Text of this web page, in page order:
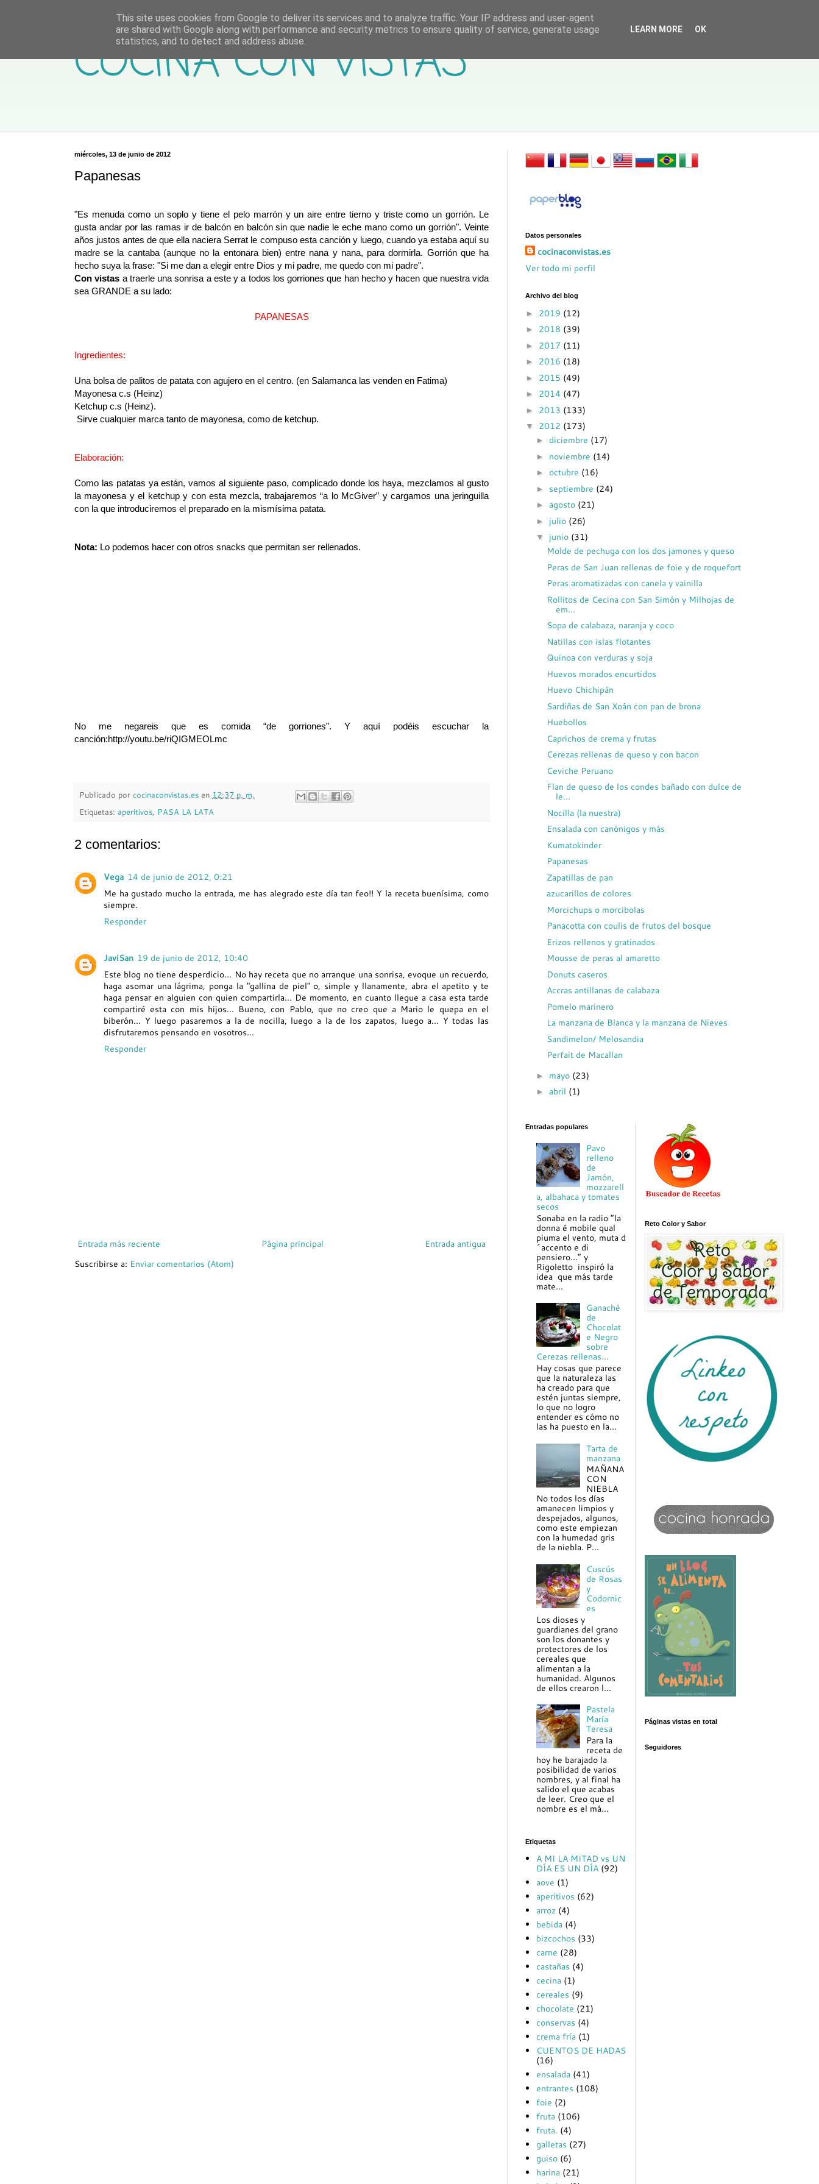
COCINA CON VISTAS
miércoles, 13 de junio de 2012
Papanesas
"Es menuda como un soplo y tiene el pelo marrón y un aire entre tierno y triste como un gorrión. Le
gusta andar por las ramas ir de balcón en balcón sin que nadie le eche mano como un gorrión". Veinte
años justos antes de que ella naciera Serrat le compuso esta canción y luego, cuando ya estaba aquí su
madre se la cantaba (aunque no la entonara bien) entre nana y nana, para dormirla. Gorrión que ha
hecho suya la frase: "Si me dan a elegir entre Dios y mi padre, me quedo con mi padre".
Con vistas a traerle una sonrisa a este y a todos los gorriones que han hecho y hacen que nuestra vida
sea GRANDE a su lado:
PAPANESAS
Ingredientes:
Una bolsa de palitos de patata con agujero en el centro. (en Salamanca las venden en Fatima)
Mayonesa c.s (Heinz)
Ketchup c.s (Heinz).
Sirve cualquier marca tanto de mayonesa, como de ketchup.
Elaboración:
Como las patatas ya están, vamos al siguiente paso, complicado donde los haya, mezclamos al gusto
la mayonesa y el ketchup y con esta mezcla, trabajaremos “a lo McGiver” y cargamos una jeringuilla
con la que introduciremos el preparado en la mismísima patata.
Nota: Lo podemos hacer con otros snacks que permitan ser rellenados.
No me negareis que es comida “de gorriones”. Y aquí podéis escuchar la
canción:http://youtu.be/riQIGMEOLmc
Publicado por cocinaconvistas.es en 12:37 p. m.
Etiquetas: aperitivos PASA LA LATA
2 comentarios:
Vega 14 de junio de 2012, 0:21
Me ha gustado mucho la entrada, me has alegrado este día tan feo!! Y la receta buenísima, como
siempre.
Responder
JaviSan 19 de junio de 2012, 10:40
Este blog no tiene desperdicio... No hay receta que no arranque una sonrisa, evoque un recuerdo,
haga asomar una lágrima, ponga la "gallina de piel" o, simple y llanamente, abra el apetito y te
haga pensar en alguien con quien compartirla... De momento, en cuanto llegue a casa esta tarde
compartiré esta con mis hijos... Bueno, con Pablo, que no creo que a Mario le quepa en el
biberón... Y luego pasaremos a la de nocilla, luego a la de los zapatos, luego a... Y todas las
disfrutaremos pensando en vosotros...
Responder
Entrada más reciente Entrada antigua
Página principal
Suscribirse a: Enviar comentarios (Atom)
Datos personales
cocinaconvistas.es
Ver todo mi perfil
Archivo del blog
► 2019 (12)
► 2018 (39)
► 2017 (11)
► 2016 (18)
► 2015 (49)
► 2014 (47)
► 2013 (133)
▼ 2012 (173)
► diciembre (17)
► noviembre (14)
► octubre (16)
► septiembre (24)
► agosto (21)
► julio (26)
▼ junio (31)
Molde de pechuga con los dos jamones y queso
Peras de San Juan rellenas de foie y de roquefort
Peras aromatizadas con canela y vainilla
Rollitos de Cecina con San Simón y Milhojas de
em...
Sopa de calabaza, naranja y coco
Natillas con islas flotantes
Quinoa con verduras y soja
Huevos morados encurtidos
Huevo Chichipán
Sardiñas de San Xoán con pan de brona
Huebollos
Caprichos de crema y frutas
Cerezas rellenas de queso y con bacon
Ceviche Peruano
Flan de queso de los condes bañado con dulce de
le...
Nocilla (la nuestra)
Ensalada con canónigos y más
Kumatokinder
Papanesas
Zapatillas de pan
azucarillos de colores
Morcichups o morcibolas
Panacotta con coulis de frutos del bosque
Erizos rellenos y gratinados
Mousse de peras al amaretto
Donuts caseros
Accras antillanas de calabaza
Pomelo marinero
La manzana de Blanca y la manzana de Nieves
Sandimelon/ Melosandia
Perfait de Macallan
► mayo (23)
► abril (1)
Entradas populares
Pavo
relleno
de
Jamón,
mozzarell
a, albahaca y tomates
secos
Sonaba en la radio “la
donna é mobile qual
piuma el vento, muta d
´accento e di
pensiero…” y
Rigoletto inspiró la
idea que más tarde
mate...
Ganaché
de
Chocolat
e Negro
sobre
Cerezas rellenas...
Hay cosas que parece
que la naturaleza las
ha creado para que
estén juntas siempre,
lo que no logro
entender es cómo no
las ha puesto en la...
Tarta de
manzana
MAÑANA
CON
NIEBLA
No todos los días
amanecen limpios y
despejados, algunos,
como este empiezan
con la humedad gris
de la niebla. P...
Cuscús
de Rosas
y
Codornic
es
Los dioses y
guardianes del grano
son los donantes y
protectores de los
cereales que
alimentan a la
humanidad. Algunos
de ellos crearon l...
Pastela
María
Teresa
Para la
receta de
hoy he barajado la
posibilidad de varios
nombres, y al final ha
salido el que acabas
de leer. Creo que el
nombre es el má...
Etiquetas
A MI LA MITAD vs UN
DÍA ES UN DÍA (92)
aove (1)
aperitivos (62)
arroz (4)
bebida (4)
bizcochos (33)
carne (28)
castañas (4)
cecina (1)
cereales (9)
chocolate (21)
conservas (4)
crema fría (1)
CUENTOS DE HADAS
(16)
ensalada (41)
entrantes (108)
foie (2)
fruta (106)
fruta. (4)
galletas (27)
guiso (6)
harina (21)
Reto Color y Sabor
Páginas vistas en total
Seguidores
This site uses cookies from Google to deliver its services and to analyze traffic. Your IP address and user-agent
are shared with Google along with performance and security metrics to ensure quality of service, generate usage
statistics, and to detect and address abuse.
LEARN MORE OK